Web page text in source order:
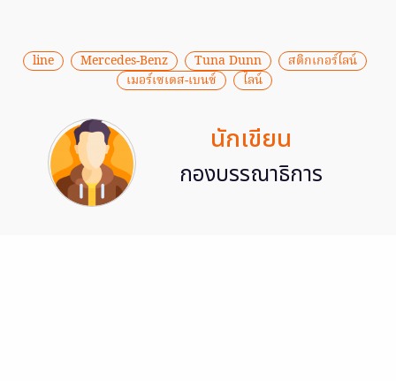
line Mercedes-Benz Tuna Dunn
สติกเกอร์ไลน์
เมอร์เซเดส-เบนซ์
ไลน์
นักเขียน
กองบรรณาธิการ